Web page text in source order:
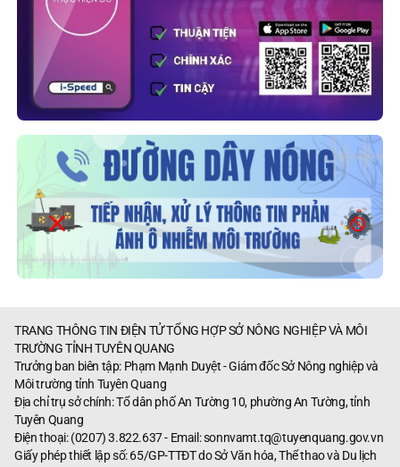
TRANG THÔNG TIN ĐIỆN TỬ TỔNG HỢP SỞ NÔNG NGHIỆP VÀ MÔI
TRƯỜNG TỈNH TUYÊN QUANG
Trưởng ban biên tập: Phạm Mạnh Duyệt - Giám đốc Sở Nông nghiệp và
Môi trường tỉnh Tuyên Quang
Địa chỉ trụ sở chính: Tổ dân phố An Tường 10, phường An Tường, tỉnh
Tuyên Quang
Điện thoại: (0207) 3.822.637 - Email:sonnvamt.tq@tuyenquang.gov.vn
Giấy phép thiết lập số: 65/GP-TTĐT do Sở Văn hóa, Thể thao và Du lịch